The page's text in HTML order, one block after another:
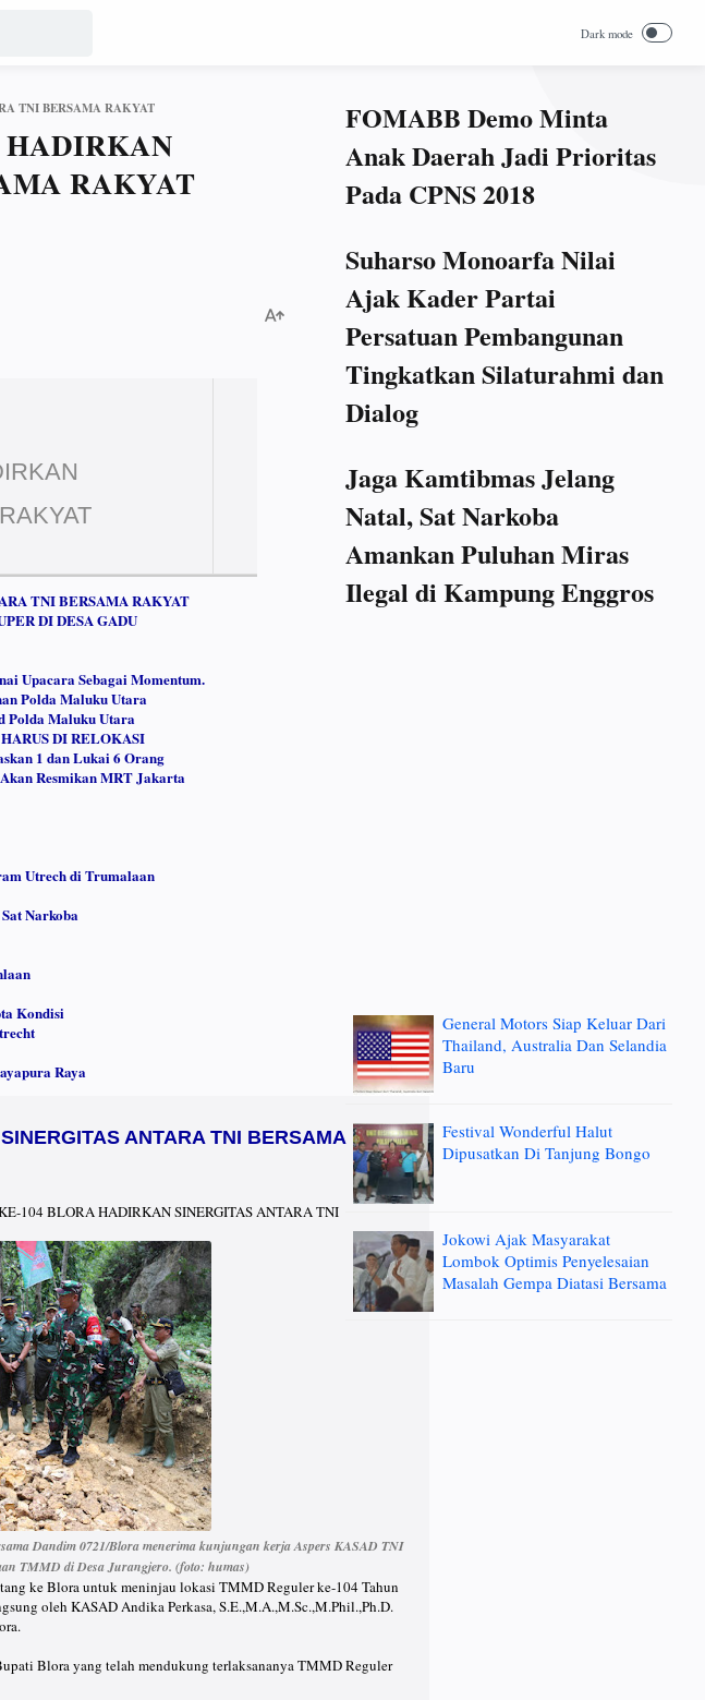
TNI BERSAMA RAKYAT
HADIRKAN
RAKYAT
TNI BERSAMA RAKYAT
DI DESA GADU
Upacara Sebagai Momentum.
Polda Maluku Utara
Polda Maluku Utara
DI RELOKASI
1 dan Lukai 6 Orang
Resmikan MRT Jakarta
Utrech di Trumalaan
Narkoba
Kondisi
Raya
ANTARA TNI BERSAMA
104 BLORA HADIRKAN SINERGITAS ANTARA TNI
Dandim 0721/Blora menerima kunjungan kerja Aspers KASAD TNI
TMMD di Desa Jurangjero. (foto: humas)
ke Blora untuk meninjau lokasi TMMD Reguler ke-104 Tahun
oleh KASAD Andika Perkasa, S.E.,M.A.,M.Sc.,M.Phil.,Ph.D.
Blora yang telah mendukung terlaksananya TMMD Reguler
FOMABB Demo Minta
Anak Daerah Jadi Prioritas
Pada CPNS 2018
Suharso Monoarfa Nilai
Ajak Kader Partai
Persatuan Pembangunan
Tingkatkan Silaturahmi dan
Dialog
Jaga Kamtibmas Jelang
Natal, Sat Narkoba
Amankan Puluhan Miras
Ilegal di Kampung Enggros
General Motors Siap Keluar Dari
Thailand, Australia Dan Selandia
Baru
Festival Wonderful Halut
Dipusatkan Di Tanjung Bongo
Jokowi Ajak Masyarakat
Lombok Optimis Penyelesaian
Masalah Gempa Diatasi Bersama